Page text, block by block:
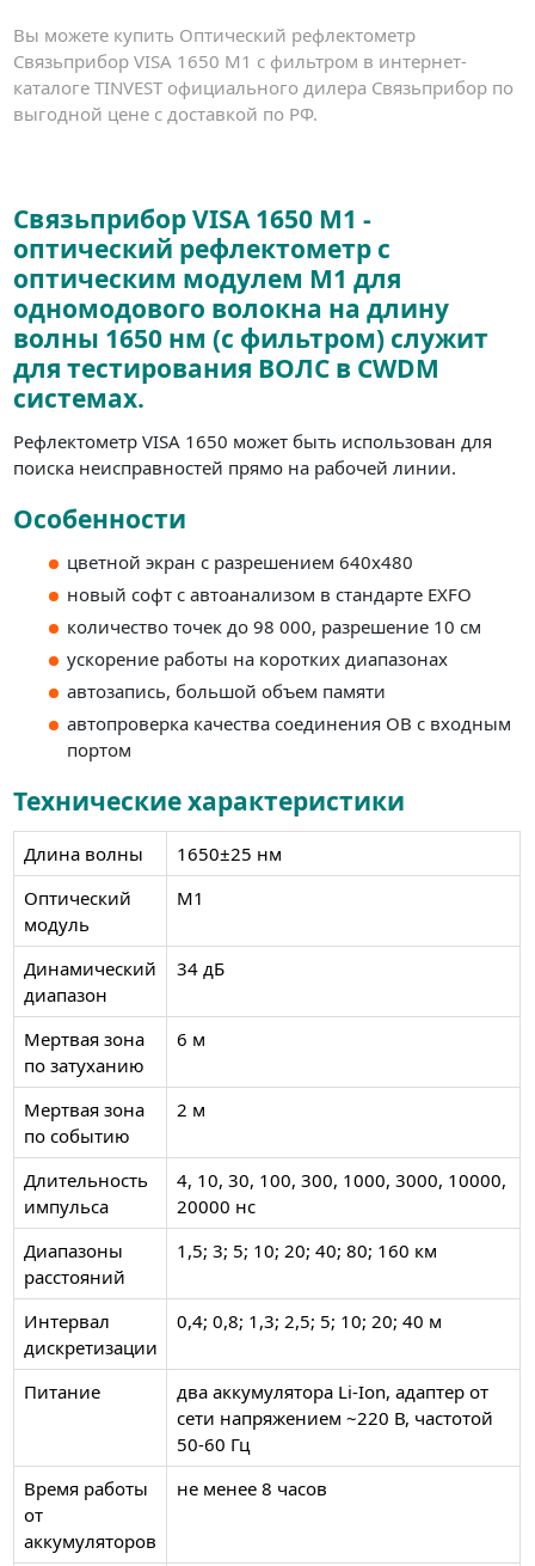
Вы можете купить Оптический рефлектометр
Связьприбор VISA 1650 М1 с фильтром в интернет-
каталоге TINVEST официального дилера Связьприбор по
выгодной цене с доставкой по РФ.
Связьприбор VISA 1650 М1 -
оптический рефлектометр с
оптическим модулем М1 для
одномодового волокна на длину
волны 1650 нм (с фильтром) служит
для тестирования ВОЛС в CWDM
системах.
Рефлектометр VISA 1650 может быть использован для
поиска неисправностей прямо на рабочей линии.
Особенности
цветной экран с разрешением 640х480
новый софт с автоанализом в стандарте EXFO
количество точек до 98 000, разрешение 10 см
ускорение работы на коротких диапазонах
автозапись, большой объем памяти
автопроверка качества соединения ОВ с входным
портом
Технические характеристики
Длина волны
1650±25 нм
Оптический
модуль
М1
Динамический
диапазон
34 дБ
Мертвая зона
по затуханию
6 м
Мертвая зона
по событию
2 м
Длительность
импульса
4, 10, 30, 100, 300, 1000, 3000, 10000,
20000 нс
Диапазоны
расстояний
1,5; 3; 5; 10; 20; 40; 80; 160 км
Интервал
дискретизации
0,4; 0,8; 1,3; 2,5; 5; 10; 20; 40 м
Питание
два аккумулятора Li-Ion, адаптер от
сети напряжением ~220 В, частотой
50-60 Гц
Время работы
от
аккумуляторов
не менее 8 часов